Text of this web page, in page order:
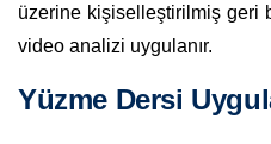
üzerine kişiselleştirilmiş geri
video analizi uygulanır.
Yüzme Dersi